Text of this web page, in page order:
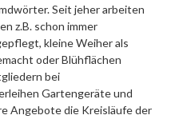
Seit jeher arbeiten
z.B. schon immer
kleine Weiher als
oder Blühflächen
bei
Gartengeräte und
Angebote die Kreisläufe der